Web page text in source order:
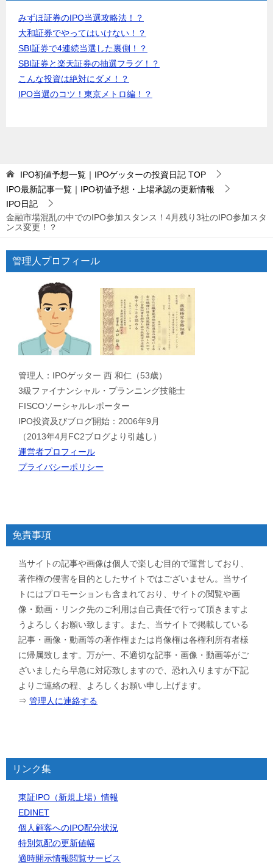
みずほ証券のIPO当選攻略法！？
大和証券でやってはいけない！？
SBI証券で4連続当選した裏側！？
SBI証券と楽天証券の抽選フラグ！？
こんな投資は絶対にダメ！？
IPO当選のコツ！東京メトロ編！？
IPO初値予想一覧｜IPOゲッターの投資日記 TOP
IPO最新記事一覧｜IPO初値予想・上場承認の更新情報
IPO日記
金融市場混乱の中でのIPO参加スタンス！4月残り3社のIPO参加スタ
ンス変更！？
管理人プロフィール
管理人：IPOゲッター 西 和仁（53歳）
3級ファイナンシャル・プランニング技能士
FISCOソーシャルレポーター
IPO投資及びブログ開始：2006年9月
（2013年4月FC2ブログより引越し）
運営者プロフィール
プライバシーポリシー
免責事項
当サイトの記事や画像は個人で楽しむ目的で運営しており、
著作権の侵害を目的としたサイトではございません。当サイ
トにはプロモーションも含まれており、サイトの閲覧や画
像・動画・リンク先のご利用は自己責任で行って頂きますよ
うよろしくお願い致します。また、当サイトで掲載している
記事・画像・動画等の著作権または肖像権は各権利所有者様
に帰属致します。万が一、不適切な記事・画像・動画等がご
ざいましたら早急に対応致しますので、恐れ入りますが下記
よりご連絡の程、よろしくお願い申し上げます。
⇒ 管理人に連絡する
リンク集
東証IPO（新規上場）情報
EDINET
個人顧客へのIPO配分状況
特別気配の更新値幅
適時開示情報閲覧サービス